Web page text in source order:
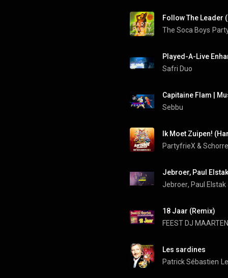
Follow The Leader
The Soca Boys
Played-A-Live
Safri Duo
Capitaine Flam |
Sebbu
Ik Moet Zuipen!
PartyfrieX &
Jebroer, Paul Elstak
18 Jaar (Remix)
FEEST DJ MAARTEN
Les sardines
Patrick Sébastien